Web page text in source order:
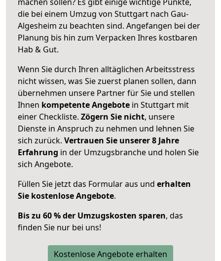
die bei einem Umzug von Stuttgart nach Gau-
Algesheim zu beachten sind. Angefangen bei der
Planung bis hin zum Verpacken Ihres kostbaren
Hab & Gut.
Wenn Sie durch Ihren alltäglichen Arbeitsstress
nicht wissen, was Sie zuerst planen sollen, dann
übernehmen unsere Partner für Sie und stellen
Ihnen kompetente Angebote in Stuttgart mit
einer Checkliste. Zögern Sie nicht, unsere
Dienste in Anspruch zu nehmen und lehnen Sie
sich zurück. Vertrauen Sie unserer 8 Jahre
Erfahrung in der Umzugsbranche und holen Sie
sich Angebote.
Füllen Sie jetzt das Formular aus und erhalten
Sie kostenlose Angebote.
Bis zu 60 % der Umzugskosten sparen, das
finden Sie nur bei uns!
Kostenlose Angebote erhalten